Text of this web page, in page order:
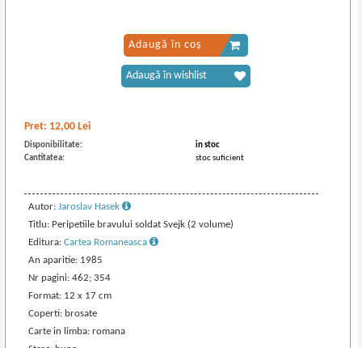
Pret: 12,00 Lei
Disponibilitate:
in stoc
Cantitatea:
stoc suficient
Autor:Jaroslav Hasek
Titlu: Peripetiile bravului soldat Svejk (2 volume)
Editura:Cartea Romaneasca
An aparitie: 1985
Nr pagini: 462; 354
Format: 12 x 17 cm
Coperti: brosate
Carte in limba: romana
Adaugă în coș
Adaugă în wishlist